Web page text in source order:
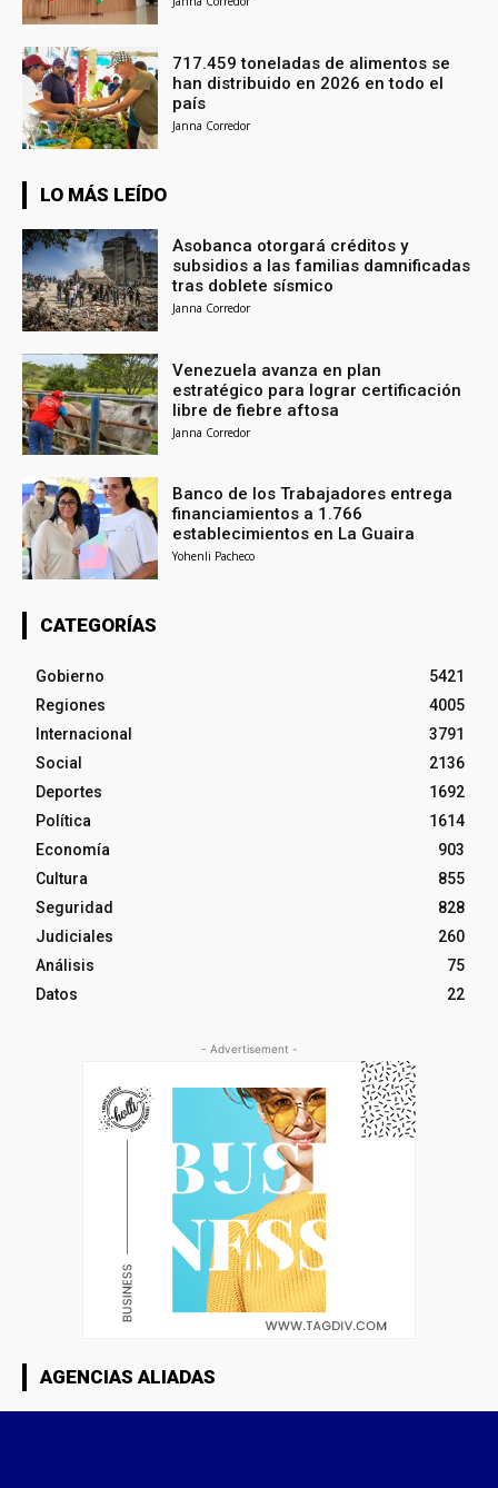
717.459 toneladas de alimentos se
han distribuido en 2026 en todo el
país
Janna Corredor
LO MÁS LEÍDO
Asobanca otorgará créditos y
subsidios a las familias damnificadas
tras doblete sísmico
Janna Corredor
Venezuela avanza en plan
estratégico para lograr certificación
libre de fiebre aftosa
Janna Corredor
Banco de los Trabajadores entrega
financiamientos a 1.766
establecimientos en La Guaira
Yohenli Pacheco
CATEGORÍAS
Gobierno
5421
Regiones
4005
Internacional
3791
Social
2136
Deportes
1692
Política
1614
Economía
903
Cultura
855
Seguridad
828
Judiciales
260
Análisis
75
Datos
22
- Advertisement -
AGENCIAS ALIADAS